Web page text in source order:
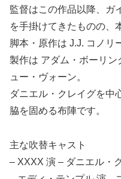
監督はこの作品以降、ガ
を手掛けてきたものの、
脚本・原作は J.J. コノリ
製作は アダム・ボーリ
ュー・ヴォーン。
ダニエル・クレイグを中
脇を固める布陣です。
主な吹替キャスト
– XXXX 演 – ダニエル・